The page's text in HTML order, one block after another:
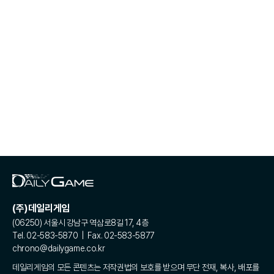
(주)데일리게임
(06250) 서울시 강남구 역삼로8길 17, 4층
Tel. 02-583-5870 | Fax. 02-583-5877
chrono@dailygame.co.kr
데일리게임의 모든 콘텐츠는 저작권법의 보호를 받으며 무단 전재, 복사, 배포를